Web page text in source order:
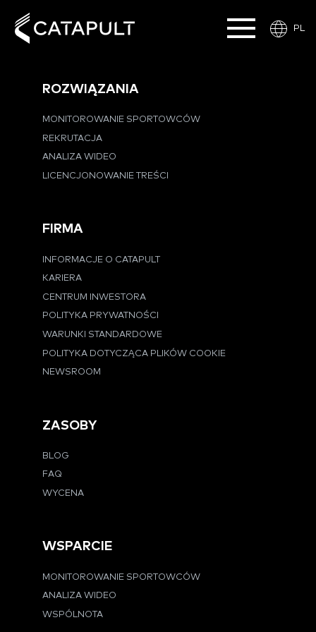
PL
ROZWIĄZANIA
MONITOROWANIE SPORTOWCÓW
REKRUTACJA
ANALIZA WIDEO
LICENCJONOWANIE TREŚCI
FIRMA
INFORMACJE O CATAPULT
KARIERA
CENTRUM INWESTORA
POLITYKA PRYWATNOŚCI
WARUNKI STANDARDOWE
POLITYKA DOTYCZĄCA PLIKÓW COOKIE
NEWSROOM
ZASOBY
BLOG
FAQ
WYCENA
WSPARCIE
MONITOROWANIE SPORTOWCÓW
ANALIZA WIDEO
WSPÓLNOTA